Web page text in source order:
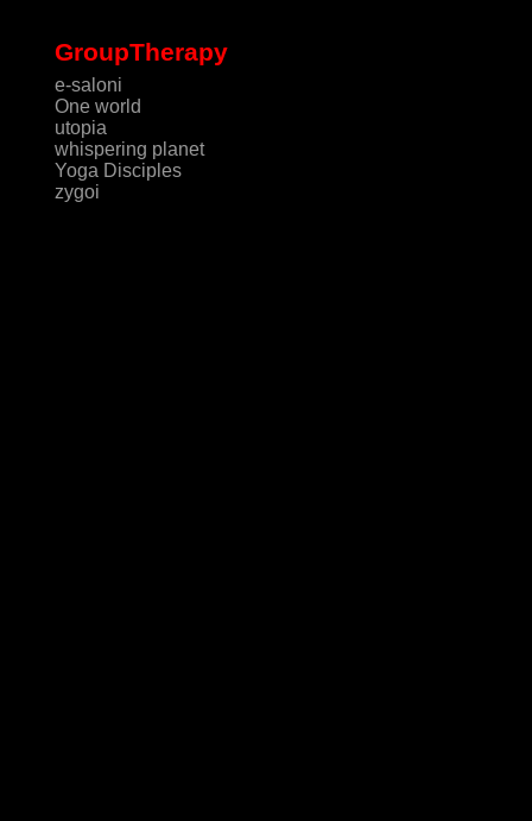
GroupTherapy
e-saloni
One world
utopia
whispering planet
Yoga Disciples
zygoi